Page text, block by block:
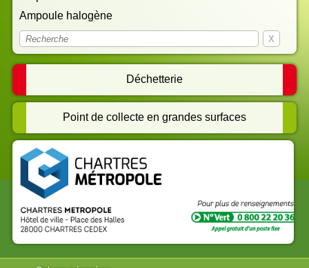
Déchetterie
Point de collecte en grandes surfaces